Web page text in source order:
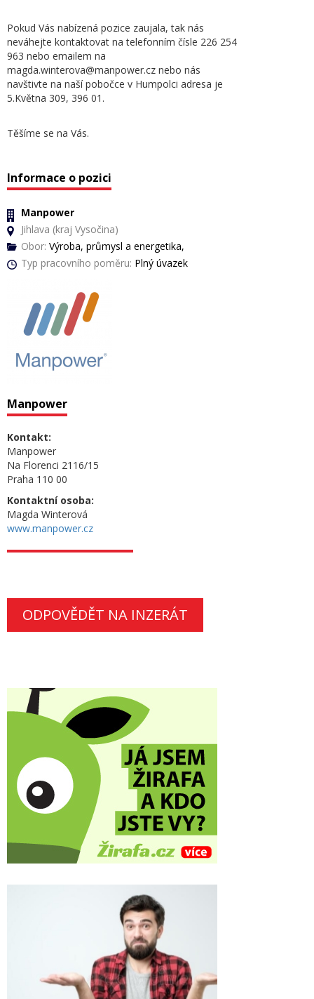
Pokud Vás nabízená pozice zaujala, tak nás
neváhejte kontaktovat na telefonním čísle 226 254
963 nebo emailem na
magda.winterova@manpower.cz nebo nás
navštivte na naší pobočce v Humpolci adresa je
5.Května 309, 396 01.
Těšíme se na Vás.
Informace o pozici
Manpower
Jihlava (kraj Vysočina)
Obor: Výroba, průmysl a energetika,
Typ pracovního poměru: Plný úvazek
Manpower
Kontakt:
Manpower
Na Florenci 2116/15
Praha 110 00
Kontaktní osoba:
Magda Winterová
www.manpower.cz
ODPOVĚDĚT NA INZERÁT